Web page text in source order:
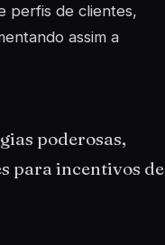
perfis de clientes,
assim a
poderosas,
para incentivos de